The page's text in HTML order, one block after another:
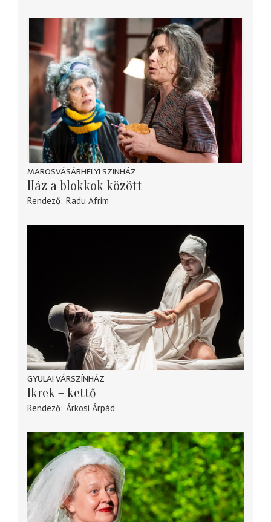
MAROSVÁSÁRHELYI SZINHÁZ
Ház a blokkok között
Rendező Radu Afrim
GYULAI VÁRSZÍNHÁZ
Ikrek – kettő
Rendező Árkosi Árpád